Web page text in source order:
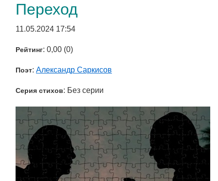
Переход
11.05.2024 17:54
Рейтинг: 0,00 (0)
Поэт: Александр Саркисов
Серия стихов: Без серии